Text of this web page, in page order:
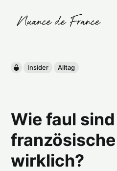
Insider Alltag
Wie faul sind
wirklich?